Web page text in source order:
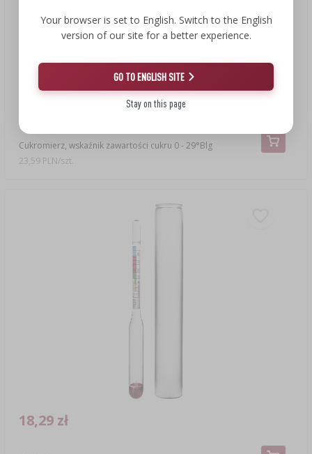
Cukromierz, wskaźnik zawartości cukru 0 - 29°Blg
23,59 PLN/szt.
18,29 zł
Your browser is set to English. Switch to the English
version of our site for a better experience.
GO TO ENGLISH SITE
Stay on this page